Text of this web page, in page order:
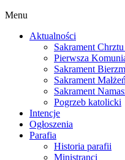
Menu
Aktualności
Sakrament
Pierwsza
Sakrament
Sakrament
Sakrament
Pogrzeb katolicki
Intencje
Ogłoszenia
Parafia
Historia parafii
Ministranci